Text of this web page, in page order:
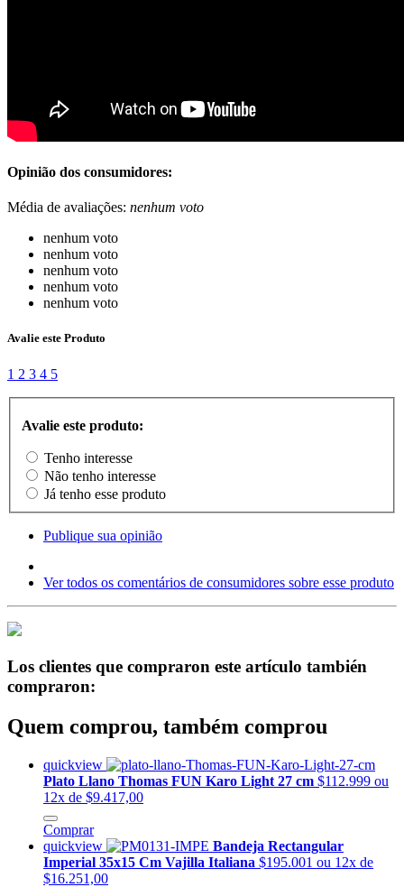
Opinião dos consumidores:
Média de avaliações: nenhum voto
nenhum voto
nenhum voto
nenhum voto
nenhum voto
nenhum voto
Avalie este Produto
1 2 3 4 5
Avalie este produto:
Tenho interesse
Não tenho interesse
Já tenho esse produto
Publique sua opinião
Ver todos os comentários de consumidores sobre esse produto
Los clientes que compraron este artículo también
compraron:
Quem comprou, também comprou
quickview
Plato Llano Thomas FUN Karo Light 27 cm $112.999 ou
12x de $9.417,00
Comprar
quickview
Bandeja Rectangular
Imperial 35x15 Cm Vajilla Italiana $195.001 ou 12x de
$16.251,00